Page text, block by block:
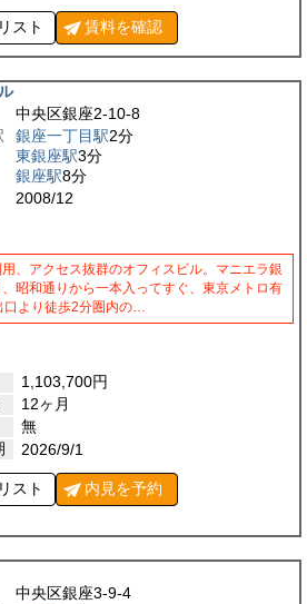
スト 賃料を確認
中央区銀座2-10-8
銀座一丁目駅2分
東銀座駅3分
銀座駅8分
2008/12
、アクセス抜群のオフィスビル。マニエラ銀
昭和通りから一本入ってすぐ、東京メトロ有
口より徒歩2分圏内の…
1,103,700円
12ヶ月
無
2026/9/1
スト 内見を予約
中央区銀座3-9-4